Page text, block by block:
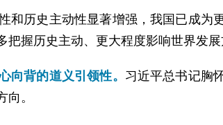
和历史主动性显著增强，我国已成为
握历史主动、更大程度影响世界发展
向背的道义引领性。 习近平总书记胸
。